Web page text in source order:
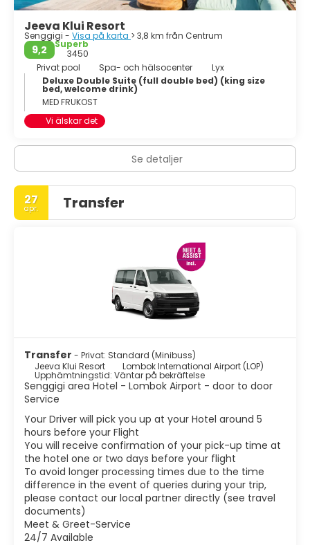
Jeeva Klui Resort
Senggigi - Visa på karta > 3,8 km från Centrum
9,2
Superb
3450
Privat pool
Spa- och hälsocenter
Lyx
Deluxe Double Suite (full double bed) (king size
bed, welcome drink)
MED FRUKOST
Vi älskar det
Se detaljer
27
apr. Transfer
Transfer - Privat: Standard (Minibuss)
Jeeva Klui Resort
Lombok International Airport (LOP)
Upphämtningstid: Väntar på bekräftelse
Senggigi area Hotel - Lombok Airport - door to door
Service
Your Driver will pick you up at your Hotel around 5
hours before your Flight
You will receive confirmation of your pick-up time at
the hotel one or two days before your flight
To avoid longer processing times due to the time
difference in the event of queries during your trip,
please contact our local partner directly (see travel
documents)
Meet & Greet-Service
24/7 Available